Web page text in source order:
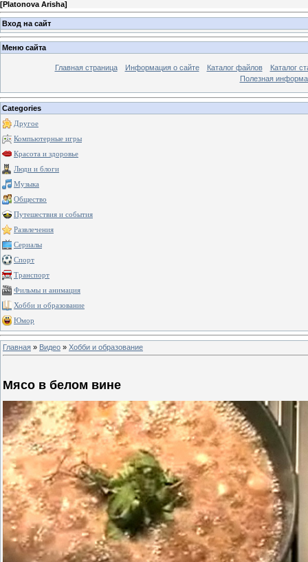
[Platonova Arisha]
Вход на сайт
Меню сайта
Главная страница Информация о сайте Каталог файлов
Каталог
Полезная
Categories
Другое
Компьютерные игры
Красота и здоровье
Люди и блоги
Музыка
Общество
Путешествия и события
Развлечения
Сериалы
Спорт
Транспорт
Фильмы и анимация
Хобби и образование
Юмор
Главная » Видео » Хобби и образование
Мясо в белом вине